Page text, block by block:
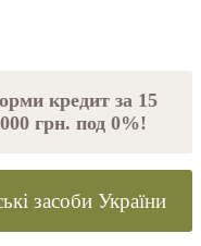
кредит за 15
грн. под 0%!
засоби України